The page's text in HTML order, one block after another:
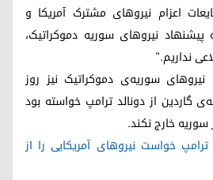
اعزام نیروهای مشترک آمریکا و
پیشنهاد نیروهای سوریه دموکراتیک،
نداریم."
سوریه‌ی دموکراتیک نیز روز
گاردین از دونالد ترامپ خواسته بود
سوریه خارج نکند.
خواست نیروهای آمریکایی را از